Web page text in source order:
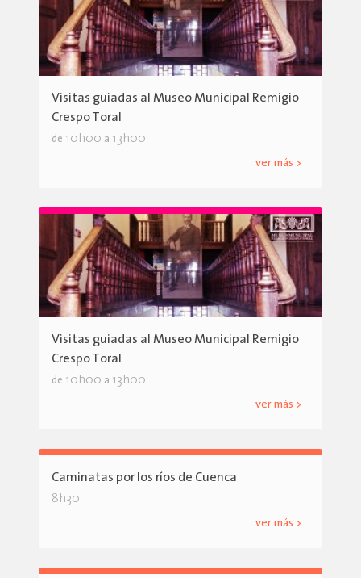
Visitas guiadas al Museo Municipal Remigio
Crespo Toral
de 10h00 a 13h00
ver más >
Visitas guiadas al Museo Municipal Remigio
Crespo Toral
de 10h00 a 13h00
ver más >
Caminatas por los ríos de Cuenca
8h30
ver más >